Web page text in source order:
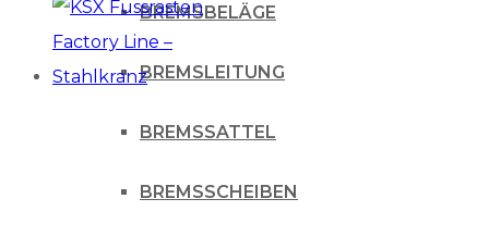
BREMSBELÄGE
BREMSLEITUNG
BREMSSATTEL
BREMSSCHEIBEN